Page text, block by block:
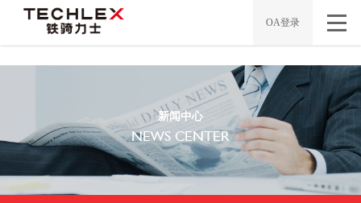
OA登录
新闻中心
NEWS CENTER